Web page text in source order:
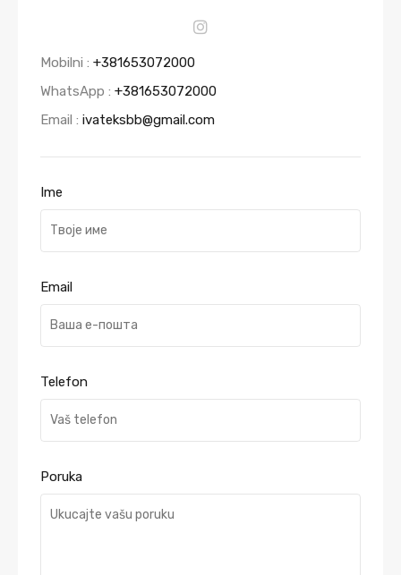
Mobilni : +381653072000
WhatsApp : +381653072000
Email : ivateksbb@gmail.com
Ime
Email
Telefon
Poruka